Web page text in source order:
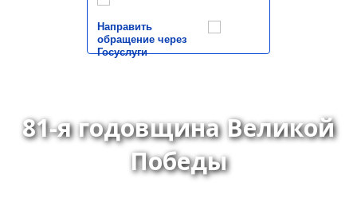
Направить
обращение через
Госуслуги
81-я годовщина Великой
Победы